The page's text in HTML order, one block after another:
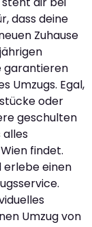
dass deine
Zuhause
garantieren
Umzugs. Egal,
oder
geschulten
alles
findet.
erlebe einen
Umzug von